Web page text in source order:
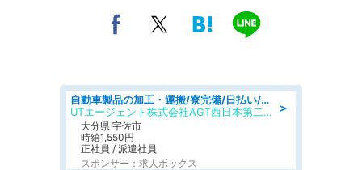
＞
自動車製品の加工・運搬/寮完備/日払い/工場・製造
UTエージェント株式会社AGT西日本第二CU
大分県 宇佐市
時給1,550円
正社員 / 派遣社員
スポンサー：求人ボックス